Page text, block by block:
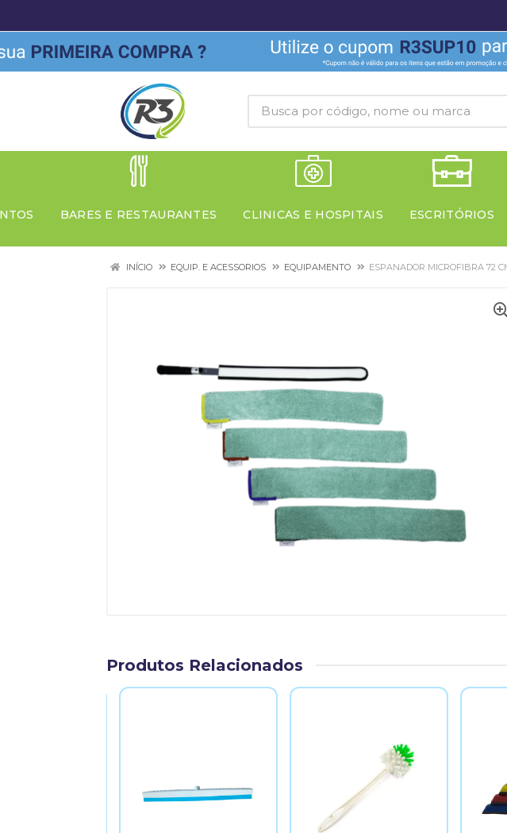
BARES E RESTAURANTES CLINICAS E HOSPITAIS ESCRITÓRIOS
INÍCIO EQUIP. E ACESSORIOS EQUIPAMENTO ESPANADOR MICROFIBRA 72
Produtos Relacionados